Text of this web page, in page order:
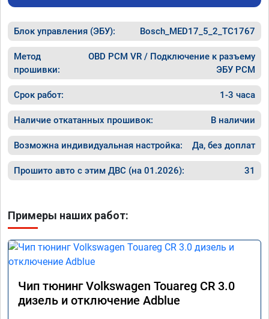
Хочу
После
Чему я
Блок управления (ЭБУ): Bosch_MED17_5_2_TC1767
Метод
прошивки:
OBD PCM VR / Подключение к разъему
ЭБУ PCM
Срок работ: 1-3 часа
Наличие откатанных прошивок: В наличии
Возможна индивидуальная настройка: Да, без доплат
Прошито авто с этим ДВС (на 01.2026): 31
Примеры наших работ:
Чип тюнинг Volkswagen Touareg CR 3.0
дизель и отключение Adblue